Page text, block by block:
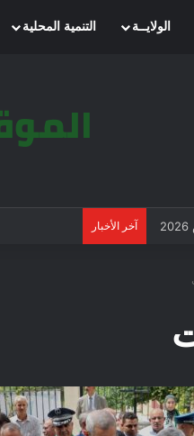
الرئيسيةالولايــة التنمية المحلية
آخر الأخبار